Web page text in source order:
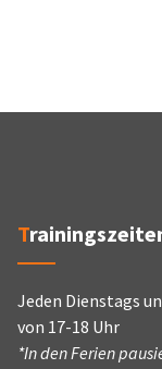
Jeden Dienstags
von 17-18 Uhr
*In den Ferien